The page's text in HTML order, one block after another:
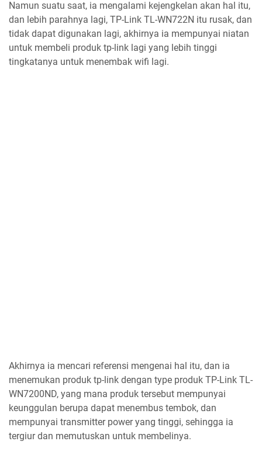
Namun suatu saat, ia mengalami kejengkelan akan hal itu,
dan lebih parahnya lagi, TP-Link TL-WN722N itu rusak, dan
tidak dapat digunakan lagi, akhirnya ia mempunyai niatan
untuk membeli produk tp-link lagi yang lebih tinggi
tingkatanya untuk menembak wifi lagi.
Akhirnya ia mencari referensi mengenai hal itu, dan ia
menemukan produk tp-link dengan type produk TP-Link TL-
WN7200ND, yang mana produk tersebut mempunyai
keunggulan berupa dapat menembus tembok, dan
mempunyai transmitter power yang tinggi, sehingga ia
tergiur dan memutuskan untuk membelinya.